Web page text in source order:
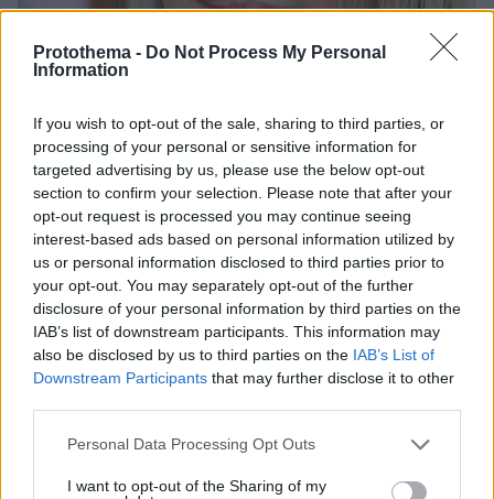
Protothema - Do Not Process My Personal
Information
If you wish to opt-out of the sale, sharing to third parties, or
processing of your personal or sensitive information for
targeted advertising by us, please use the below opt-out
section to confirm your selection. Please note that after your
opt-out request is processed you may continue seeing
interest-based ads based on personal information utilized by
us or personal information disclosed to third parties prior to
your opt-out. You may separately opt-out of the further
disclosure of your personal information by third parties on the
IAB’s list of downstream participants. This information may
also be disclosed by us to third parties on the IAB’s List of
Downstream Participants that may further disclose it to other
Please note that this website/app uses one or more Google
not limited to your visit or usage behaviour. You may click to
Personal Data Processing Opt Outs
I want to opt-out of the Sharing of my
Κόμμα Καρυστιανού: Γιατί χάνεται μέσα σε δύο
μήνες η «Ελπίδα» της προέδρου Μαρίας
10.08.2026, 14:19